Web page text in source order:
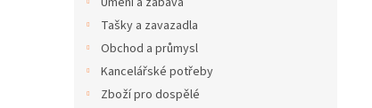
Tašky a zavazadla
Obchod a průmysl
Kancelářské potřeby
Zboží pro dospělé